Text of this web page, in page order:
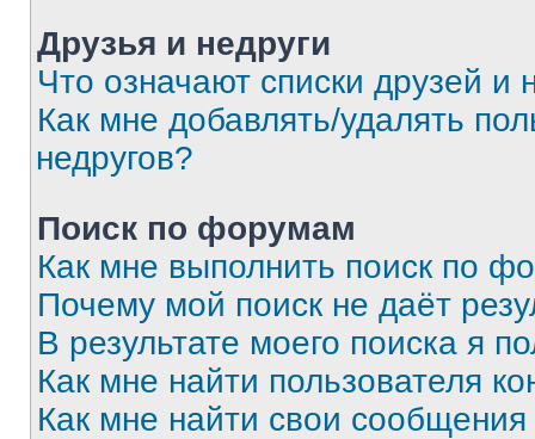
Друзья и недруги
Что означают списки друзей и
Как мне добавлять/удалять
недругов?
Поиск по форумам
Как мне выполнить поиск по
Почему мой поиск не даёт
В результате моего поиска я
Как мне найти пользователя
Как мне найти свои